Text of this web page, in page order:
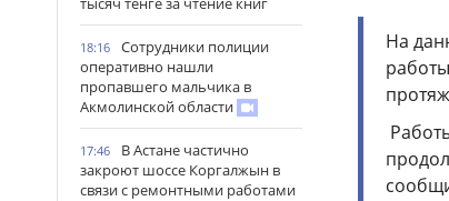
18:16
Сотрудники полиции
оперативно нашли
пропавшего мальчика в
Акмолинской области
17:46
В Астане частично
закроют шоссе Коргалжын в
связи с ремонтными работами
На